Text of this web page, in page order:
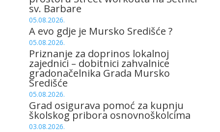
sv. Barbare
05.08.2026.
A evo gdje je Mursko Središće ?
05.08.2026.
Priznanje za doprinos lokalnoj
zajednici – dobitnici zahvalnice
gradonačelnika Grada Mursko
Središće
05.08.2026.
Grad osigurava pomoć za kupnju
školskog pribora osnovnoškolcima
03.08.2026.